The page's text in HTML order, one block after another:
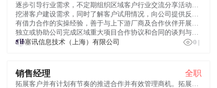
逐步引导行业需求，不定期组织区域客户行业交流分享活动，树立公司产品在该行业的品牌和产品优势地位；
挖潜客户建设需求，同时了解客户试用情况，向公司提供反馈以帮助产品升级优化，实现与客户保持良好的长期合作关系；
有借力合作的实操经验，善于与上下游厂商及合作伙伴开展多元合作构建区域合作生态圈；
独立或协助公司完成区域重大项目合作协议和合同的谈判与签订工作。
塞讯信息技术（上海）有限公司
0 |
销售经理 全职